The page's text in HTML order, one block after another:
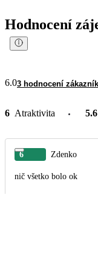
Hodnocení
6.03 hodnocení
6 Atraktivita 5.6
6 Zdenko
nič všetko bolo ok